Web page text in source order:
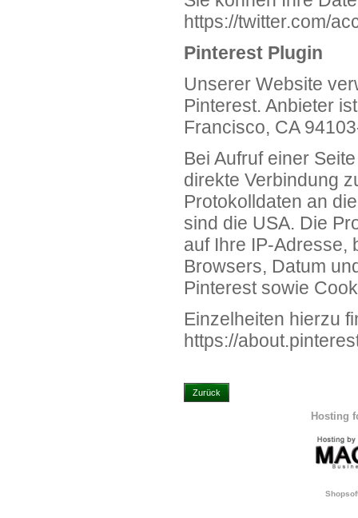
https://twitter.com/
Pinterest Plugin
Unserer Website
Pinterest. Anbieter
Francisco, CA
Bei Aufruf einer
direkte Verbindung
Protokolldaten an
sind die USA. Die
auf Ihre IP-Adresse,
Browsers, Datum
Pinterest sowie
Einzelheiten hierzu
https://
Zurück
Hosting